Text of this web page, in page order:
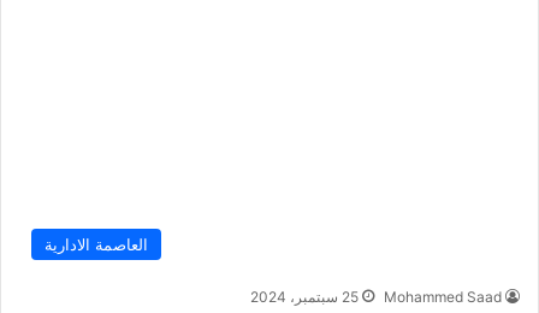
العاصمة الادارية
Mohammed Saad 25 سبتمبر، 2024